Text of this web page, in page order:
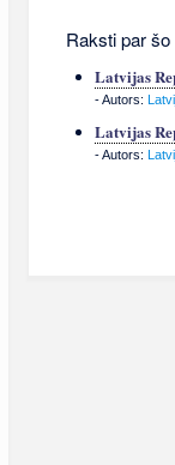
Raksti par
Latvijas
- Autors:
Latvijas
- Autors: